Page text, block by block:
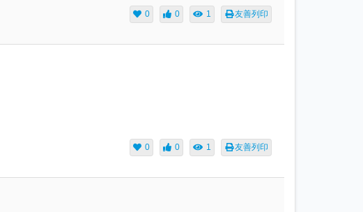
0 0 1 友善列印
0 0 1 友善列印